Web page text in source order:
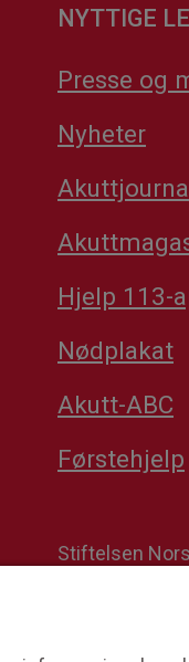
NYTTIGE
Presse og
Nyheter
Hjelp 113-
Nødplakat
Akutt-ABC
Førstehjelp
Stiftelsen